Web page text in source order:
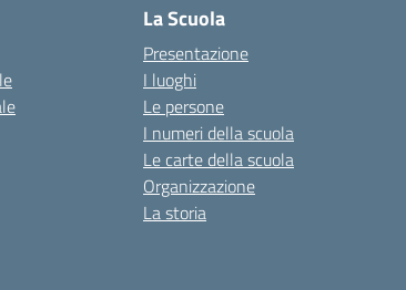
La Scuola
Presentazione
I luoghi
Le persone
I numeri della scuola
Le carte della scuola
Organizzazione
La storia